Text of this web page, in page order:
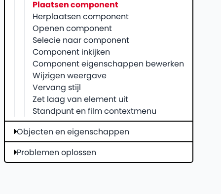
Plaatsen component
Herplaatsen component
Openen component
Selecie naar component
Component inkijken
Component eigenschappen bewerken
Wijzigen weergave
Vervang stijl
Zet laag van element uit
Standpunt en film contextmenu
Objecten en eigenschappen
Problemen oplossen